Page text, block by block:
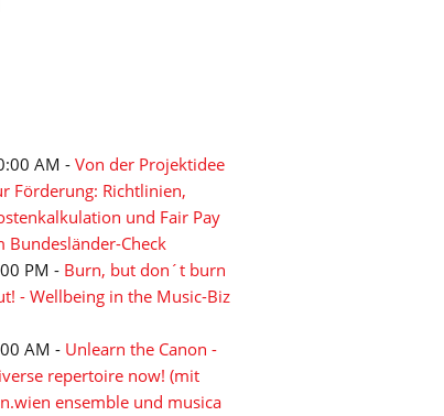
AM - Von der Projektidee
Förderung: Richtlinien,
und Fair Pay
Bundesländer-Check
PM - Burn, but don´t burn
- Wellbeing in the Music-Biz
AM - Unlearn the Canon -
repertoire now! (mit
ensemble und musica